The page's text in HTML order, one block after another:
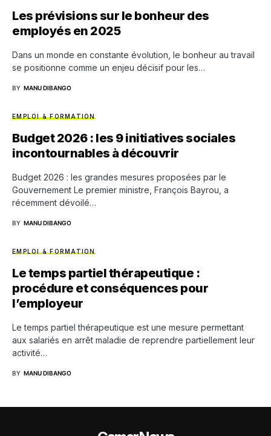
Les prévisions sur le bonheur des
employés en 2025
Dans un monde en constante évolution, le bonheur au travail
se positionne comme un enjeu décisif pour les…
BY MANU DIBANGO
EMPLOI & FORMATION
Budget 2026 : les 9 initiatives sociales
incontournables à découvrir
Budget 2026 : les grandes mesures proposées par le
Gouvernement Le premier ministre, François Bayrou, a
récemment dévoilé…
BY MANU DIBANGO
EMPLOI & FORMATION
Le temps partiel thérapeutique :
procédure et conséquences pour
l’employeur
Le temps partiel thérapeutique est une mesure permettant
aux salariés en arrêt maladie de reprendre partiellement leur
activité…
BY MANU DIBANGO